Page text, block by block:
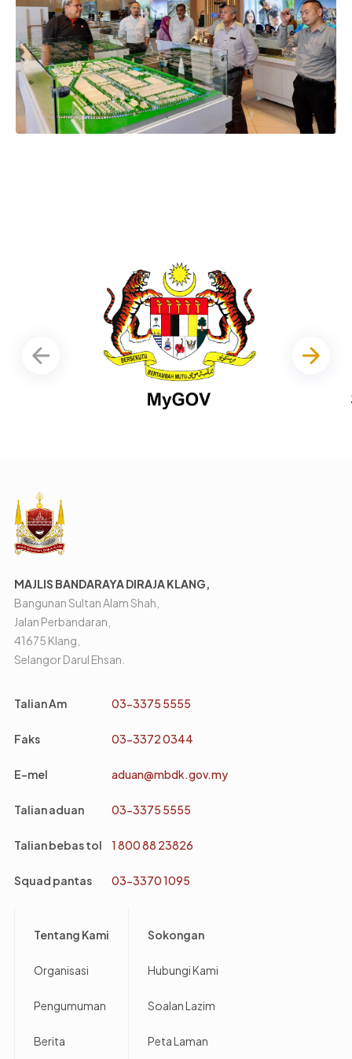
MAJLIS BANDARAYA DIRAJA KLANG,
Bangunan Sultan Alam Shah,
Jalan Perbandaran,
41675 Klang,
Selangor Darul Ehsan.
Talian Am 03-3375 5555
Faks 03-3372 0344
E-mel aduan@mbdk.gov.my
Talian aduan 03-3375 5555
Talian bebas tol 1 800 88 23826
Squad pantas 03-3370 1095
Tentang Kami
Organisasi
Pengumuman
Berita
Sokongan
Hubungi Kami
Soalan Lazim
Peta Laman